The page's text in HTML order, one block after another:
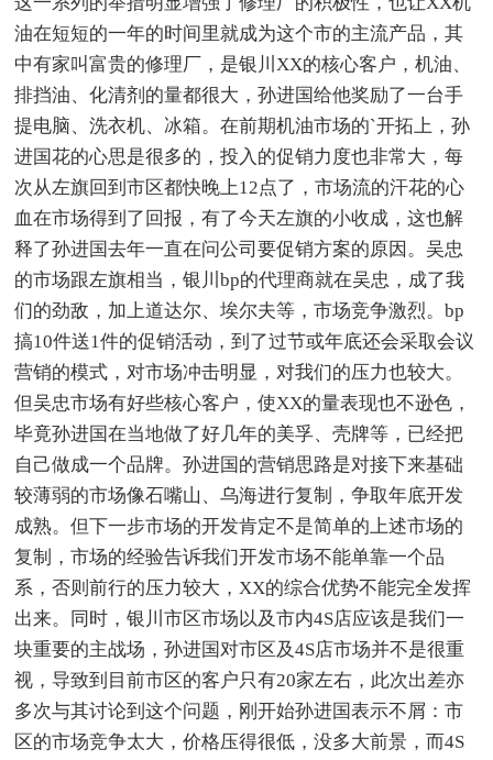
油在短短的一年的时间里就成为这个市的主流产品，其
中有家叫富贵的修理厂，是银川XX的核心客户，机油、
排挡油、化清剂的量都很大，孙进国给他奖励了一台手
提电脑、洗衣机、冰箱。在前期机油市场的`开拓上，孙
进国花的心思是很多的，投入的促销力度也非常大，每
次从左旗回到市区都快晚上12点了，市场流的汗花的心
血在市场得到了回报，有了今天左旗的小收成，这也解
释了孙进国去年一直在问公司要促销方案的原因。吴忠
的市场跟左旗相当，银川bp的代理商就在吴忠，成了我
们的劲敌，加上道达尔、埃尔夫等，市场竞争激烈。bp
搞10件送1件的促销活动，到了过节或年底还会采取会议
营销的模式，对市场冲击明显，对我们的压力也较大。
但吴忠市场有好些核心客户，使XX的量表现也不逊色，
毕竟孙进国在当地做了好几年的美孚、壳牌等，已经把
自己做成一个品牌。孙进国的营销思路是对接下来基础
较薄弱的市场像石嘴山、乌海进行复制，争取年底开发
成熟。但下一步市场的开发肯定不是简单的上述市场的
复制，市场的经验告诉我们开发市场不能单靠一个品
系，否则前行的压力较大，XX的综合优势不能完全发挥
出来。同时，银川市区市场以及市内4S店应该是我们一
块重要的主战场，孙进国对市区及4S店市场并不是很重
视，导致到目前市区的客户只有20家左右，此次出差亦
多次与其讨论到这个问题，刚开始孙进国表示不屑：市
区的市场竞争太大，价格压得很低，没多大前景，而4S